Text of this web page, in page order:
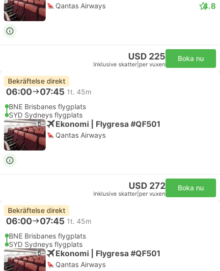
Qantas Airways 4.8
USD 225
Inklusive skatter per vuxen
Boka nu
Bekräftelse direkt
06:00 07:45 1t. 45m
BNE Brisbanes flygplats
SYD Sydneys flygplats
Ekonomi | Flygresa #QF501
Qantas Airways
USD 272
Inklusive skatter per vuxen
Boka nu
Bekräftelse direkt
06:00 07:45 1t. 45m
BNE Brisbanes flygplats
SYD Sydneys flygplats
Ekonomi | Flygresa #QF501
Qantas Airways